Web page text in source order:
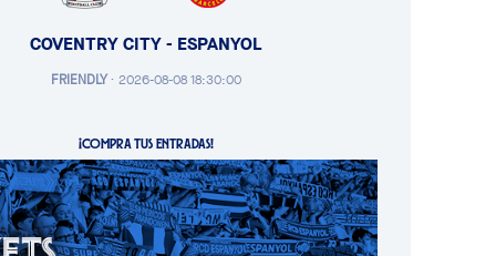
COVENTRY CITY - ESPANYOL
FRIENDLY· 2026-08-08 18:30:00
¡COMPRA TUS ENTRADAS!